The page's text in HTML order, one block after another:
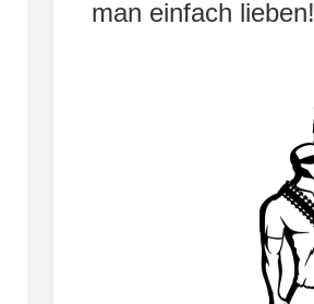
man einfach lieben!